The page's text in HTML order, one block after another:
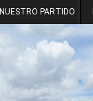
NUESTRO PARTIDO